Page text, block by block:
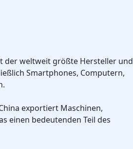
der weltweit größte Hersteller und
Smartphones, Computern,
exportiert Maschinen,
einen bedeutenden Teil des